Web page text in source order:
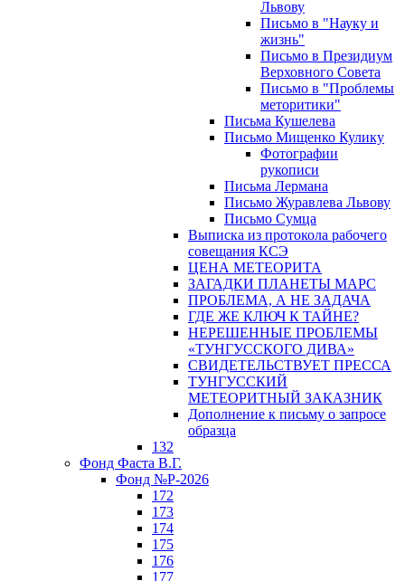
Львову
Письмо в "Науку и
жизнь"
Письмо в Президиум
Верховного Совета
Письмо в "Проблемы
меторитики"
Письма Кушелева
Письмо Мищенко Кулику
Фотографии
рукописи
Письма Лермана
Письмо Журавлева Львову
Письмо Сумца
Выписка из протокола рабочего
совещания КСЭ
ЦЕНА МЕТЕОРИТА
ЗАГАДКИ ПЛАНЕТЫ МАРС
ПРОБЛЕМА, А НЕ ЗАДАЧА
ГДЕ ЖЕ КЛЮЧ К ТАЙНЕ?
НЕРЕШЕННЫЕ ПРОБЛЕМЫ
«ТУНГУССКОГО ДИВА»
СВИДЕТЕЛЬСТВУЕТ ПРЕССА
ТУНГУССКИЙ
МЕТЕОРИТНЫЙ ЗАКАЗНИК
Дополнение к письму о запросе
образца
132
Фонд Фаста В.Г.
Фонд №Р-2026
172
173
174
175
176
177